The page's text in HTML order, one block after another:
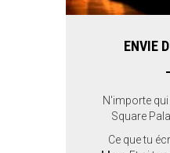
ENVIE
N'importe
Square
Ce que tu